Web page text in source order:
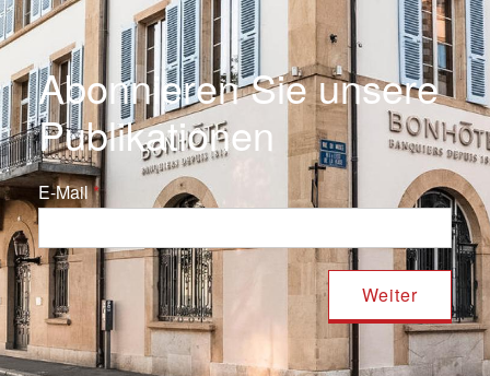
Abonnieren Sie unsere
Publikationen
E-Mail